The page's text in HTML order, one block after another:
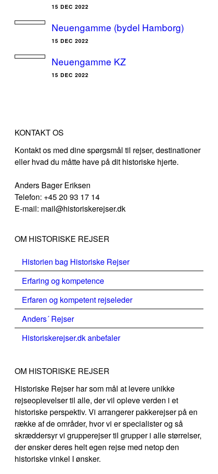
15 DEC 2022
Neuengamme (bydel Hamborg)
15 DEC 2022
Neuengamme KZ
15 DEC 2022
KONTAKT OS
Kontakt os med dine spørgsmål til rejser, destinationer
eller hvad du måtte have på dit historiske hjerte.
Anders Bager Eriksen
Telefon: +45 20 93 17 14
E-mail: mail@historiskerejser.dk
OM HISTORISKE REJSER
Historien bag Historiske Rejser
Erfaring og kompetence
Erfaren og kompetent rejseleder
Anders´ Rejser
Historiskerejser.dk anbefaler
OM HISTORISKE REJSER
Historiske Rejser har som mål at levere unikke
rejseoplevelser til alle, der vil opleve verden i et
historiske perspektiv. Vi arrangerer pakkerejser på en
række af de områder, hvor vi er specialister og så
skræddersyr vi grupperejser til grupper i alle størrelser,
der ønsker deres helt egen rejse med netop den
historiske vinkel I ønsker.